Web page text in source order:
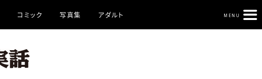
コミック 写真集 アダルト MENU